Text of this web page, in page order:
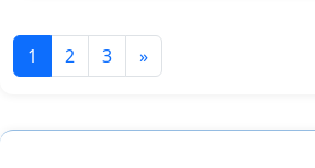
1 2 3 »